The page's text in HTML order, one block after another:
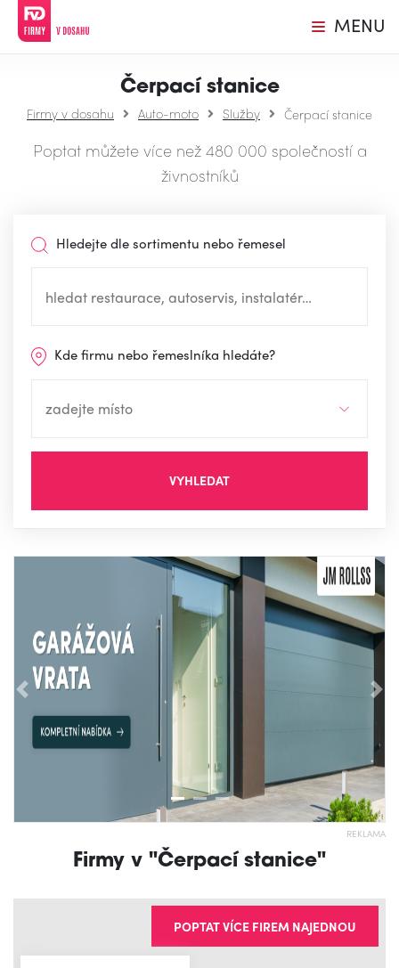
MENU
Čerpací stanice
Firmy v dosahu Auto-moto Služby Čerpací stanice
Poptat můžete více než 480 000 společností a
živnostníků
Hledejte dle sortimentu nebo řemesel
Kde firmu nebo řemeslníka hledáte?
VYHLEDAT
Předchozí
REKLAMA
Firmy v "Čerpací stanice"
POPTAT VÍCE FIREM NAJEDNOU